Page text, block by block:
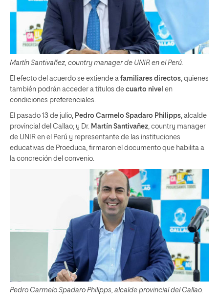
Martín Santivañez, country manager de UNIR en el Perú.
El efecto del acuerdo se extiende a familiares directos, quienes
también podrán acceder a títulos de cuarto nivel en
condiciones preferenciales.
El pasado 13 de julio, Pedro Carmelo Spadaro Philipps, alcalde
provincial del Callao; y Dr. Martín Santivañez, country manager
de UNIR en el Perú y representante de las instituciones
educativas de Proeduca, firmaron el documento que habilita a
la concreción del convenio.
Pedro Carmelo Spadaro Philipps, alcalde provincial del Callao.